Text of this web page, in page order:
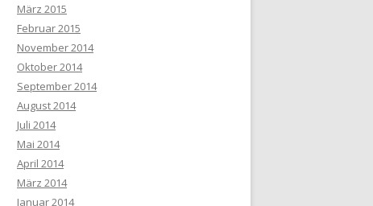
März 2015
Februar 2015
November 2014
Oktober 2014
September 2014
August 2014
Juli 2014
Mai 2014
April 2014
März 2014
Januar 2014